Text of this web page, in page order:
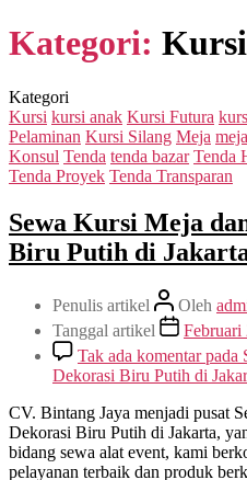
Kategori:
Kategori
Kursi kursi anak Kursi Futura
Pelaminan Kursi Silang Meja
Konsul Tenda tenda bazar Tenda
Tenda Proyek Tenda Transparan
Sewa Kursi Meja
Biru Putih di
Penulis artikel Oleh
Tanggal artikel
Februari
Tak ada komentarpada
Dekorasi Biru Putih di
CV. Bintang Jaya menjadi pusat
Dekorasi Biru Putih di Jakarta,
bidang sewa alat event, kami
pelayanan terbaik dan produk